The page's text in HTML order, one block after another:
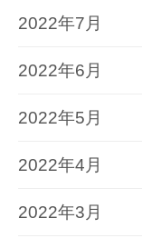
2022年7月
2022年6月
2022年5月
2022年4月
2022年3月